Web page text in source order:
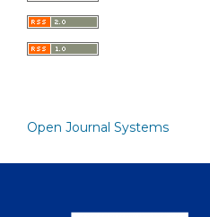
Open Journal Systems